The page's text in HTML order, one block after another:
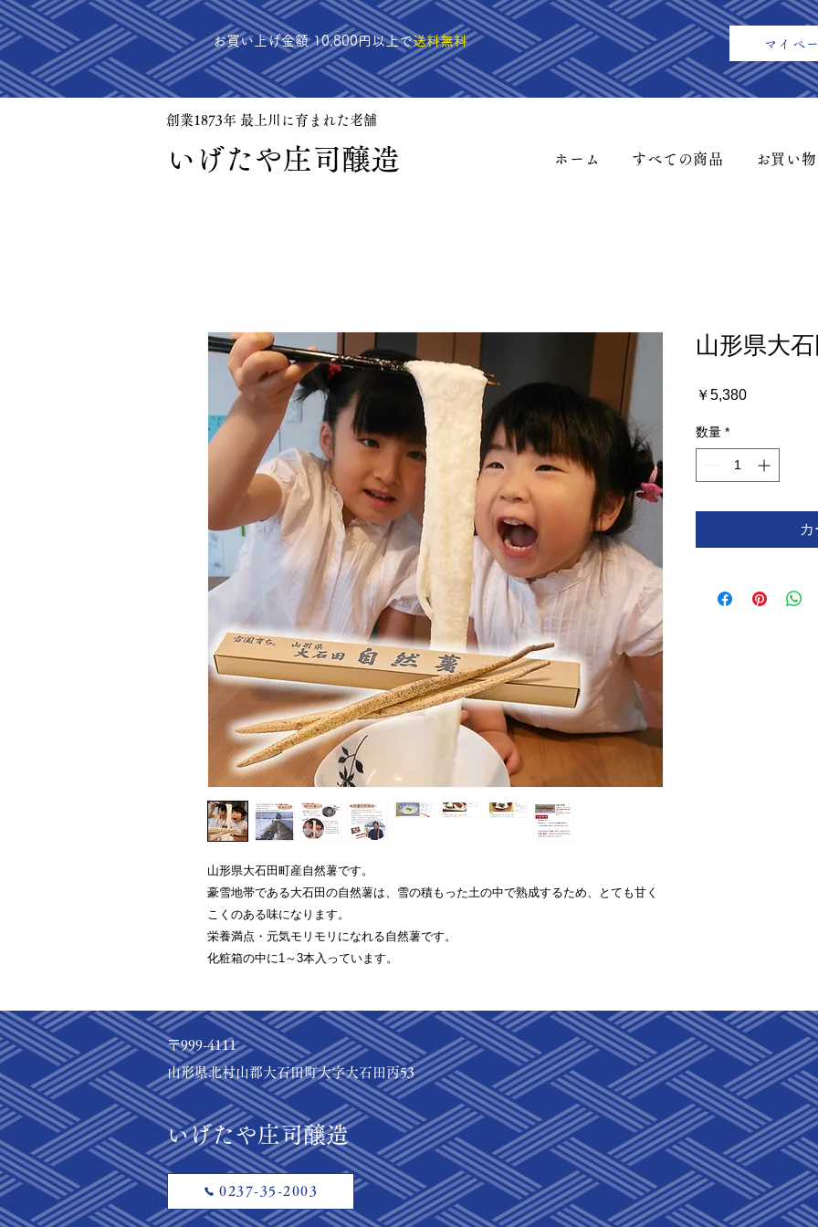
お買い上げ金額 10,800円以上で送料無料 マイペ
創業1873年 最上川に育まれた老舗
​いげたや庄司醸造 ホーム すべての商品 お買い
山形県大石田町産自然薯です。
豪雪地帯である大石田の自然薯は、雪の積もった土の中で熟成するため、とても甘く
こくのある味になります。
栄養満点・元気モリモリになれる自然薯です。
化粧箱の中に1～3本入っています。
山形県大
￥5,380価
数量 *
〒999-4111
山形県北村山郡大石田町大字大石田丙53
​いげたや庄司醸造
0237-35-2003